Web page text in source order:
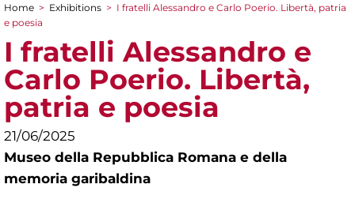
You are here
Home > Exhibitions > I fratelli Alessandro e Carlo Poerio. Libertà, patria
e poesia
I fratelli Alessandro e
Carlo Poerio. Libertà,
patria e poesia
21/06/2025
Museo della Repubblica Romana e della
memoria garibaldina